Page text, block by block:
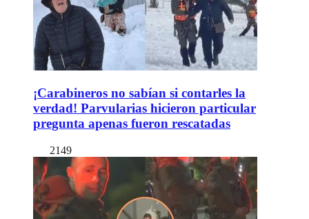
¡Carabineros no sabían si contarles la
verdad! Parvularias hicieron particular
pregunta apenas fueron rescatadas
2149